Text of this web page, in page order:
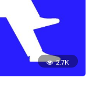
2.7K